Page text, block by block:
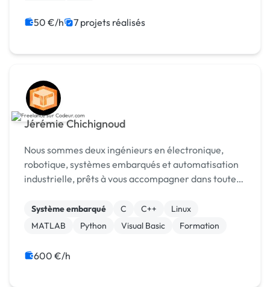
50 €/h 7 projets réalisés
Jérémie Chichignoud
Nous sommes deux ingénieurs en électronique,
robotique, systèmes embarqués et automatisation
industrielle, prêts à vous accompagner dans toutes
Système embarqué C C++
Linux
MATLAB
Python Visual Basic Formation
600 €/h